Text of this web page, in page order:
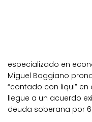
especializado en
Miguel Boggiano
“contado con liqui”
llegue a un acuerdo
deuda soberana por